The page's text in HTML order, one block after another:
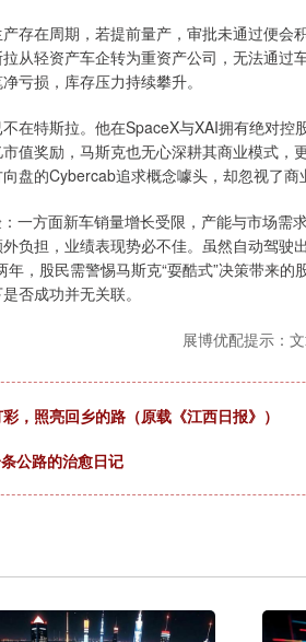
存在周期，若提前量产，审批未通过便会
从轻资产车企转为重资产公司，无法通过
亏损，库存压力持续攀升。
在特斯拉。他在SpaceX与XAI拥有绝对控
值奖励，马斯克也无心深耕其商业模式，
盘的Cybercab追求概念噱头，却忽视了商
一方面新车销量增长受限，产能与市场需
负担，业绩表现势必不佳。虽然自动驾驶
，股民需警惕马斯克“耍酷式”决策带来的
否成功并无关联。
展博优配提示：
，照亮回乡的路（原载《江西日报》）
公路的治愈日记